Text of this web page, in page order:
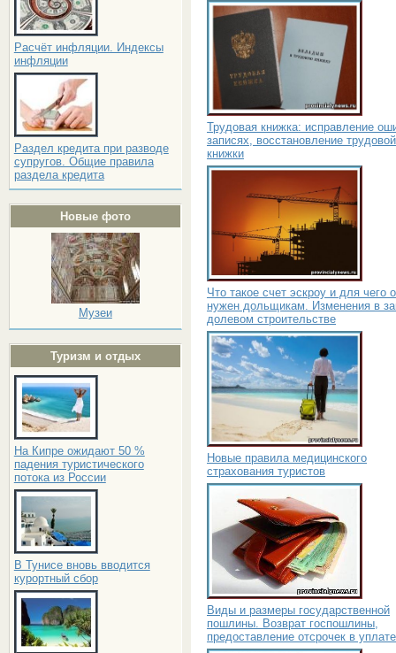
Расчёт инфляции. Индексы
инфляции
Раздел кредита при разводе
супругов. Общие правила
раздела кредита
Новые фото
Музеи
Туризм и отдых
На Кипре ожидают 50 %
падения туристического
потока из России
В Тунисе вновь вводится
курортный сбор
Трудовая книжка: исправление
записях, восстановление трудовой
книжки
Что такое счет эскроу и для чего
нужен дольщикам. Изменения в
долевом строительстве
Новые правила медицинского
страхования туристов
Виды и размеры государственной
пошлины. Возврат госпошлины,
предоставление отсрочек в уплате